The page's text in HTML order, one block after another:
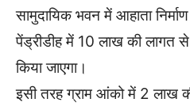
सामुदायिक भवन में आहाता
पेंड्रीडीह में 10 लाख की लागत से
किया जाएगा।
इसी तरह ग्राम आंको में 2 लाख